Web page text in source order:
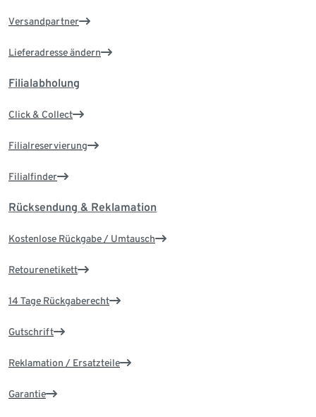
Versandpartner
Lieferadresse ändern
Filialabholung
Click & Collect
Filialreservierung
Filialfinder
Rücksendung & Reklamation
Kostenlose Rückgabe / Umtausch
Retourenetikett
14 Tage Rückgaberecht
Gutschrift
Reklamation / Ersatzteile
Garantie